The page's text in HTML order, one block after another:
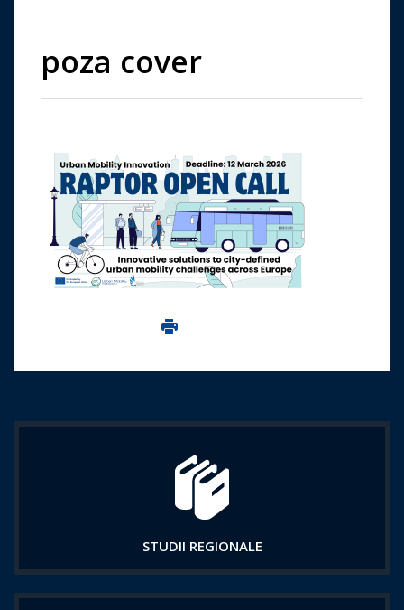
poza cover
Imprima aceasta pagina
STUDII REGIONALE